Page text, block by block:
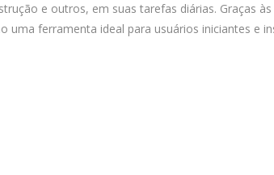
e outros, em suas tarefas diárias. Graças
uma ferramenta ideal para usuários iniciantes e